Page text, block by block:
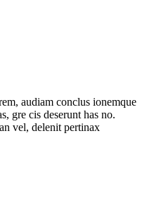
audiam conclus ionemque
gre cis deserunt has no.
vel, delenit pertinax